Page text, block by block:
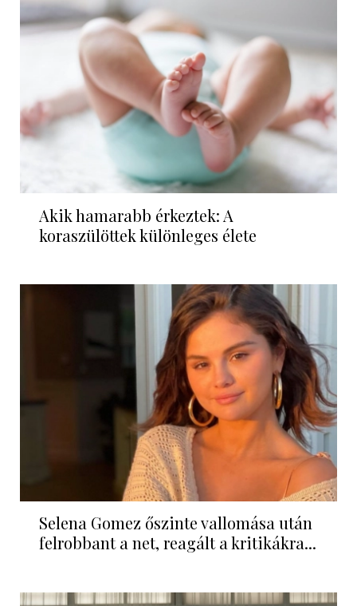
Akik hamarabb érkeztek: A
koraszülöttek különleges élete
Selena Gomez őszinte vallomása után
felrobbant a net, reagált a kritikákra...